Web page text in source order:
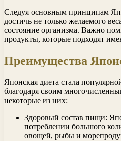
Следуя основным принципам
достичь не только желаемого
состояние организма. Важно
продукты, которые подходят
Преимущества
Японская диета стала
благодаря своим
некоторые из них:
Здоровый состав пищи:
потреблении большого
овощей, рыбы и